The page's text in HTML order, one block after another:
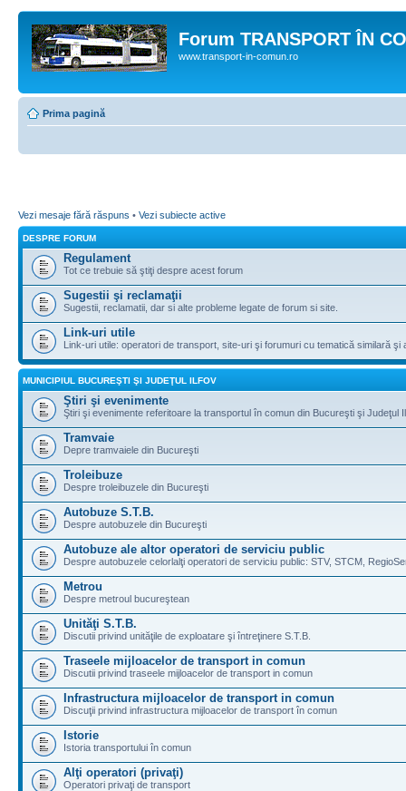
Forum TRANSPORT ÎN
www.transport-in-comun.ro
Prima pagină
Vezi mesaje fără răspuns • Vezi subiecte active
DESPRE FORUM
Regulament
Tot ce trebuie să ştiţi despre acest forum
Sugestii şi reclamaţii
Sugestii, reclamatii, dar si alte probleme legate de forum si site.
Link-uri utile
Link-uri utile: operatori de transport, site-uri şi forumuri cu tematică similară şi
MUNICIPIUL BUCUREŞTI ŞI JUDEŢUL ILFOV
Ştiri şi evenimente
Ştiri şi evenimente referitoare la transportul în comun din Bucureşti şi Judeţul
Tramvaie
Depre tramvaiele din Bucureşti
Troleibuze
Despre troleibuzele din Bucureşti
Autobuze S.T.B.
Despre autobuzele din Bucureşti
Autobuze ale altor operatori de serviciu public
Despre autobuzele celorlalţi operatori de serviciu public: STV, STCM,
Metrou
Despre metroul bucureştean
Unităţi S.T.B.
Discutii privind unităţile de exploatare şi întreţinere S.T.B.
Traseele mijloacelor de transport in comun
Discutii privind traseele mijloacelor de transport in comun
Infrastructura mijloacelor de transport in comun
Discuţii privind infrastructura mijloacelor de transport în comun
Istorie
Istoria transportului în comun
Alţi operatori (privaţi)
Operatori privaţi de transport